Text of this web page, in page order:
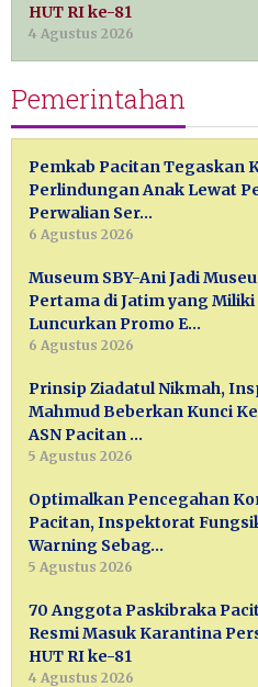
HUT RI ke-81
4 Agustus 2026
Pemerintahan
Pemkab Pacitan Tegaskan
Perlindungan Anak Lewat
Perwalian Ser…
6 Agustus 2026
Museum SBY-Ani Jadi
Pertama di Jatim yang Miliki
Luncurkan Promo E…
6 Agustus 2026
Prinsip Ziadatul Nikmah,
Mahmud Beberkan Kunci
ASN Pacitan …
5 Agustus 2026
Optimalkan Pencegahan
Pacitan, Inspektorat
Warning Sebag…
5 Agustus 2026
70 Anggota Paskibraka
Resmi Masuk Karantina
HUT RI ke-81
4 Agustus 2026